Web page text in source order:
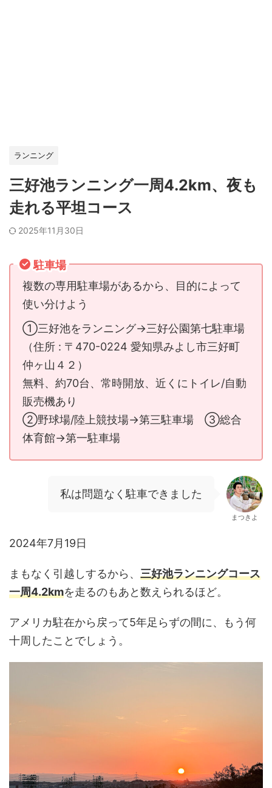
ランニング
三好池ランニング一周4.2km、夜も
走れる平坦コース
2025年11月30日
駐車場
複数の専用駐車場があるから、目的によって
使い分けよう
①三好池をランニング→三好公園第七駐車場
（住所 : 〒470-0224 愛知県みよし市三好町
仲ヶ山４２）
無料、約70台、常時開放、近くにトイレ/自動
販売機あり
②野球場/陸上競技場→第三駐車場 ③総合
体育館→第一駐車場
私は問題なく駐車できました
まつきよ
2024年7月19日
まもなく引越しするから、 三好池ランニングコース
一周4.2kmを走るのもあと数えられるほど。
アメリカ駐在から戻って5年足らずの間に、もう何
十周したことでしょう。